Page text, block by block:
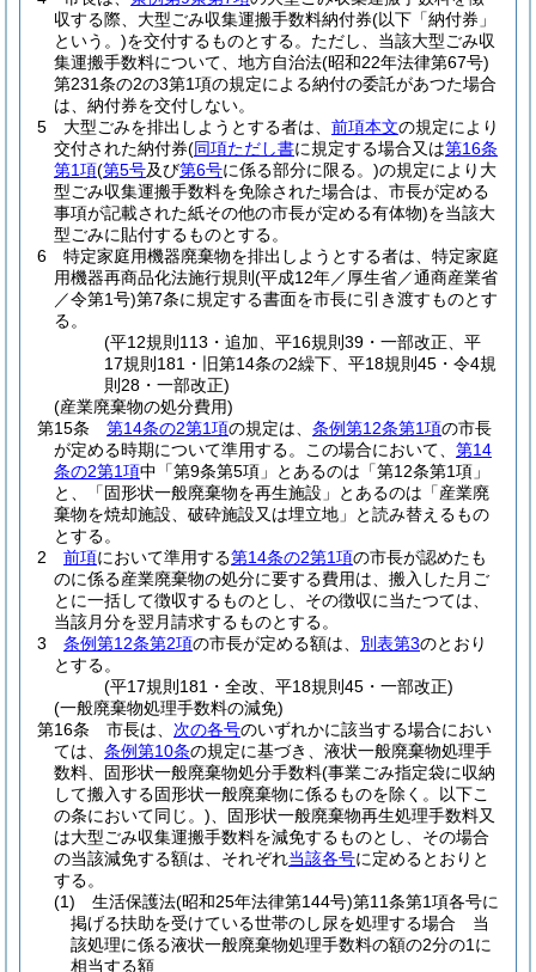
収する際、大型ごみ収集運搬手数料納付券(以下「納付券」
という。)を交付するものとする。 ただし、当該大型ごみ収
集運搬手数料について、地方自治法(昭和22年法律第67号)
第231条の2の3第1項の規定による納付の委託があつた場合
は、納付券を交付しない。
5
大型ごみを排出しようとする者は、 前項本文の規定により
交付された納付券(同項ただし書に規定する場合又は第16条
第1項(第5号及び第6号に係る部分に限る。)の規定により大
型ごみ収集運搬手数料を免除された場合は、市長が定める
事項が記載された紙その他の市長が定める有体物)を当該大
型ごみに貼付するものとする。
6
特定家庭用機器廃棄物を排出しようとする者は、特定家庭
用機器再商品化法施行規則 (平成12年／厚生省／通商産業省
／令第1号)第7条に規定する書面を市長に引き渡すものとす
る。
(平12規則113・追加、平16規則39・一部改正、平
17規則181・旧第14条の2繰下、平18規則45・令4規
則28・一部改正)
(産業廃棄物の処分費用)
第15条
第14条の2第1項の規定は、 条例第12条第1項の市長
が定める時期について準用する。
この場合において、 第14
条の2第1項中「第9条第5項」とあるのは「第12条第1項」
と、「固形状一般廃棄物を再生施設」とあるのは「産業廃
棄物を焼却施設、破砕施設又は埋立地」と読み替えるもの
とする。
2
前項において準用する第14条の2第1項の市長が認めたも
のに係る産業廃棄物の処分に要する費用は、搬入した月ご
とに一括して徴収するものとし、その徴収に当たつては、
当該月分を翌月請求するものとする。
3
条例第12条第2項の市長が定める額は、 別表第3のとおり
とする。
(平17規則181・全改、平18規則45・一部改正)
(一般廃棄物処理手数料の減免)
第16条
市長は、 次の各号のいずれかに該当する場合におい
ては、 条例第10条の規定に基づき、液状一般廃棄物処理手
数料、固形状一般廃棄物処分手数料(事業ごみ指定袋に収納
して搬入する固形状一般廃棄物に係るものを除く。以下こ
の条において同じ。) 、固形状一般廃棄物再生処理手数料又
は大型ごみ収集運搬手数料を減免するものとし、その場合
の当該減免する額は、それぞれ当該各号に定めるとおりと
する。
(1)
生活保護法(昭和25年法律第144号)第11条第1項各号に
掲げる扶助を受けている世帯のし尿を処理する場合 当
該処理に係る液状一般廃棄物処理手数料の額の2分の1に
相当する額